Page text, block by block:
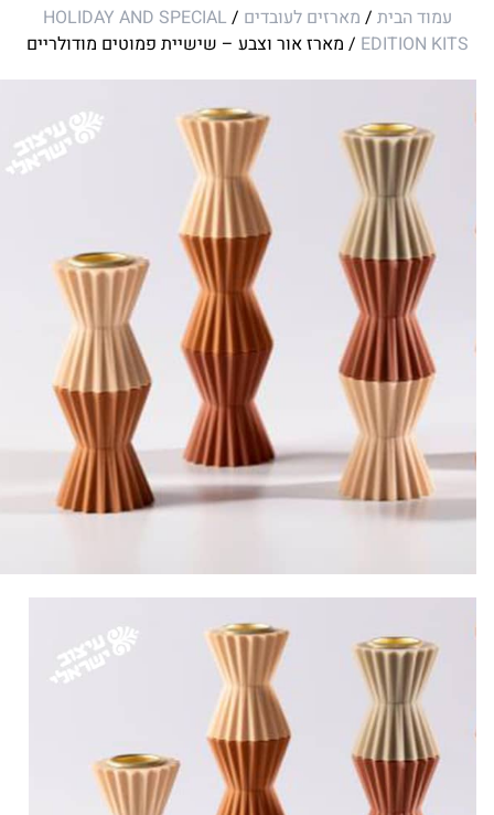
עמוד הבית/מארזים לעובדים/
HOLIDAY AND SPECIAL
EDITION KITS/ מארז אור וצבע – שישיית פמוטים מודולריים